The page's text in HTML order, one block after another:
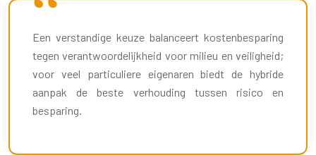
Een verstandige keuze balanceert kostenbesparing
tegen verantwoordelijkheid voor milieu en veiligheid;
voor veel particuliere eigenaren biedt de hybride
aanpak de beste verhouding tussen risico en
besparing.